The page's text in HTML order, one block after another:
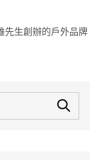
先生創辦的戶外品牌